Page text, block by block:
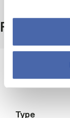
Fakta
Type